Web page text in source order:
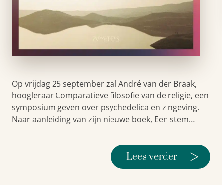
Op vrijdag 25 september zal André van der Braak,
hoogleraar Comparatieve filosofie van de religie, een
symposium geven over psychedelica en zingeving.
Naar aanleiding van zijn nieuwe boek, Een stem…
Lees verder >